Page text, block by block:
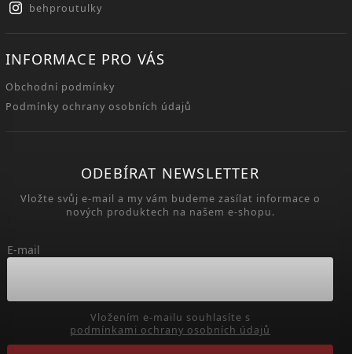
behproutulky
INFORMACE PRO VÁS
Obchodní podmínky
Podmínky ochrany osobních údajů
ODEBÍRAT NEWSLETTER
Vložte svůj e-mail a my vám budeme zasílat informace o
nových produktech na našem e-shopu.
E-mail
podmínkami ochrany osobních údajů